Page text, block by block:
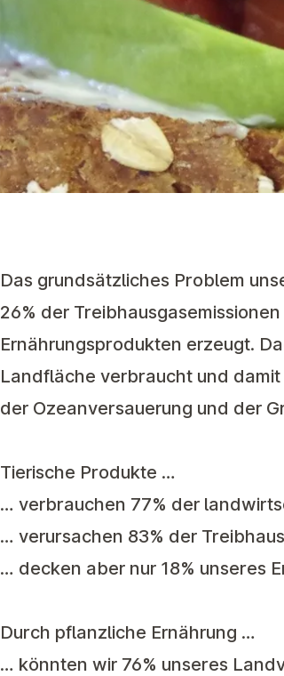
Das grundsätzliches Problem
26% der
Ernährungsprodukten erzeugt.
Landfläche verbraucht und
der Ozeanversauerung und der
Tierische Produkte …
… verbrauchen 77% der
… verursachen 83% der
… decken aber nur 18% unseres
Durch pflanzliche Ernährung …
… könnten wir 76% unseres